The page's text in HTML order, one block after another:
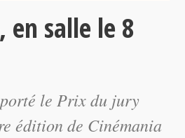
en salle le 8
le Prix du jury
édition de Cinémania